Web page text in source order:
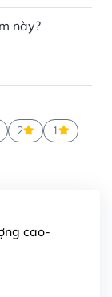
này?
2 1
cao-